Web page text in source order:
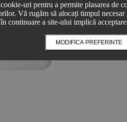
uri pentru a permite plasarea de
Vă rugăm să alocați timpul necesar
continuare a site-ului implică
MODIFICA PREFERINTE